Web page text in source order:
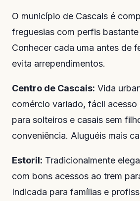
O município de Cascais é
freguesias com perfis
Conhecer cada uma antes de
evita arrependimentos.
Centro de Cascais: Vida
comércio variado, fácil acesso
para solteiros e casais sem
conveniência. Aluguéis mais
Estoril: Tradicionalmente
com bons acessos ao trem
Indicada para famílias e